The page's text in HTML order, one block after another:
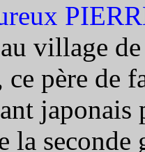
village
ce père de
japonais
la